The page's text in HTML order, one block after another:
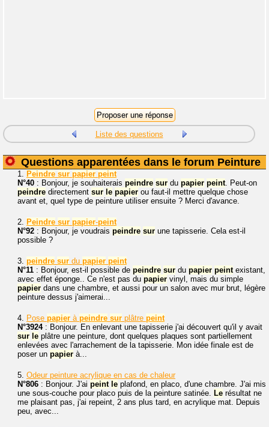
Liste des questions
Questions apparentées dans le forum Peinture
1. Peindre sur papier peint
N°40 : Bonjour, je souhaiterais peindre sur du papier peint. Peut-on
peindre directement sur le papier ou faut-il mettre quelque chose
avant et, quel type de peinture utiliser ensuite ? Merci d'avance.
2. Peindre sur papier-peint
N°92 : Bonjour, je voudrais peindre sur une tapisserie. Cela est-il
possible ?
3. peindre sur du papier peint
N°11 : Bonjour, est-il possible de peindre sur du papier peintexistant,
avec effet éponge.. Ce n'est pas du papier vinyl, mais du simple
papier dans une chambre, et aussi pour un salon avec mur brut, légère
peinture dessus j'aimerai...
4. Pose papier à peindre sur plâtre peint
N°3924: Bonjour. En enlevant une tapisserie j'ai découvert qu'il y avait
sur le plâtre une peinture, dont quelques plaques sont partiellement
enlevées avec l'arrachement de la tapisserie. Mon idée finale est de
poser un papier à...
5. Odeur peinture acrylique en cas de chaleur
N°806 : Bonjour. J'ai peint le plafond, en placo, d'une chambre. J'ai mis
une sous-couche pour placo puis de la peinture satinée. Le résultat ne
me plaisant pas, j'ai repeint, 2 ans plus tard, en acrylique mat. Depuis
peu, avec...